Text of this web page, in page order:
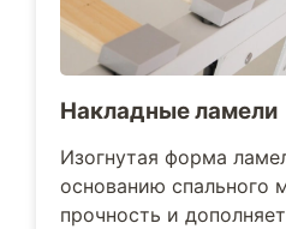
Накладные ламели
Изогнутая форма
основанию спального
прочность и